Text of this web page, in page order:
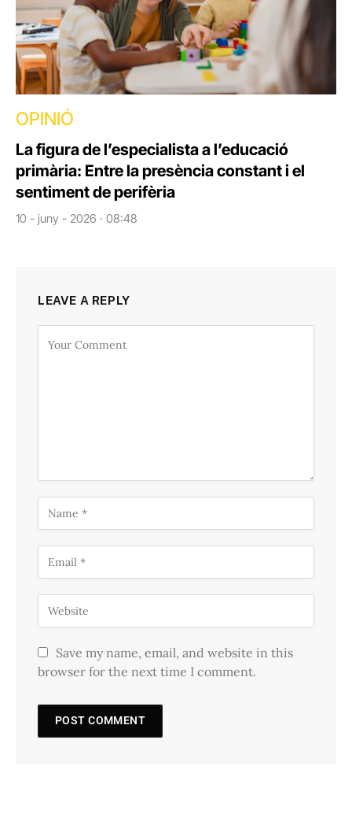
OPINIÓ
La figura de l’especialista a l’educació
primària: Entre la presència constant i el
sentiment de perifèria
10 - juny - 2026 · 08:48
LEAVE A REPLY
Save my name, email, and website in this
browser for the next time I comment.